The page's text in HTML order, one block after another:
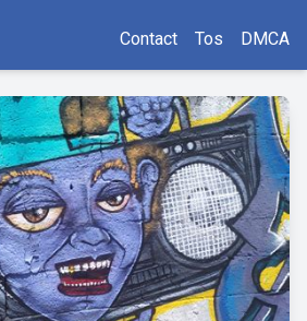
Contact Tos DMCA